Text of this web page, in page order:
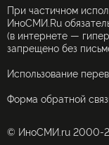
При частичном
ИноСМИ.Ru
(в интернете —
запрещено без
Использование
Форма обратной
© ИноСМИ.ru 2000-